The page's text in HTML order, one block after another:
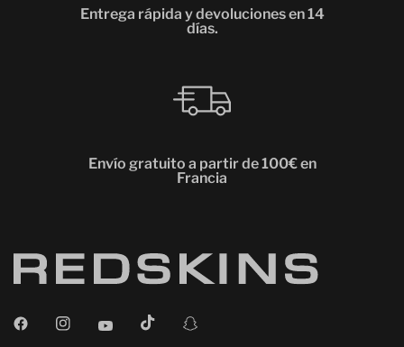
Entrega rápida y devoluciones en 14
días.
Envío gratuito a partir de 100€ en
Francia